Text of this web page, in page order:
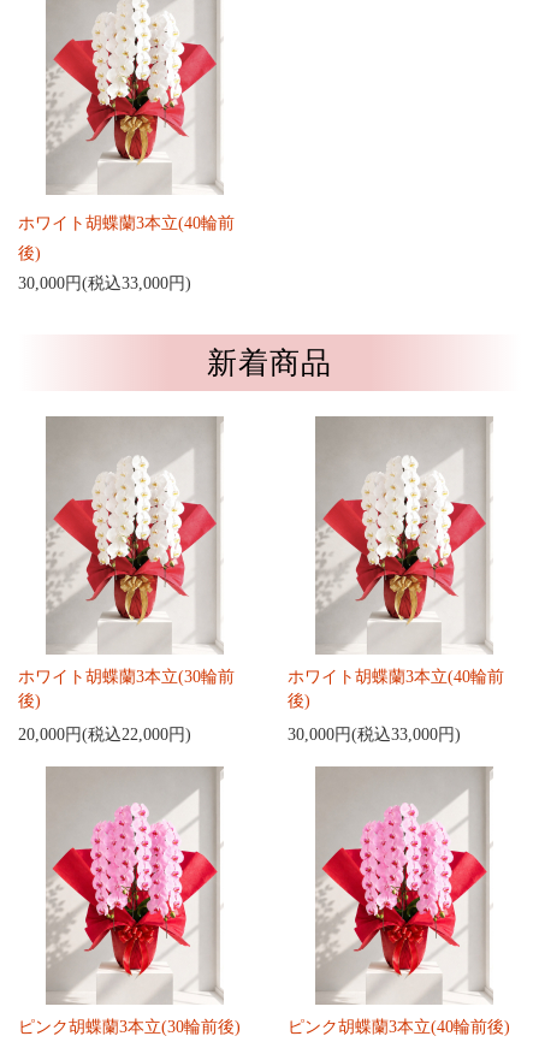
ホワイト胡蝶蘭3本立(40輪前
後)
30,000円(税込33,000円)
新着商品
ホワイト胡蝶蘭3本立(30輪前
後)
20,000円(税込22,000円)
ホワイト胡蝶蘭3本立(40輪前
後)
30,000円(税込33,000円)
ピンク胡蝶蘭3本立(30輪前後)
ピンク胡蝶蘭3本立(40輪前後)